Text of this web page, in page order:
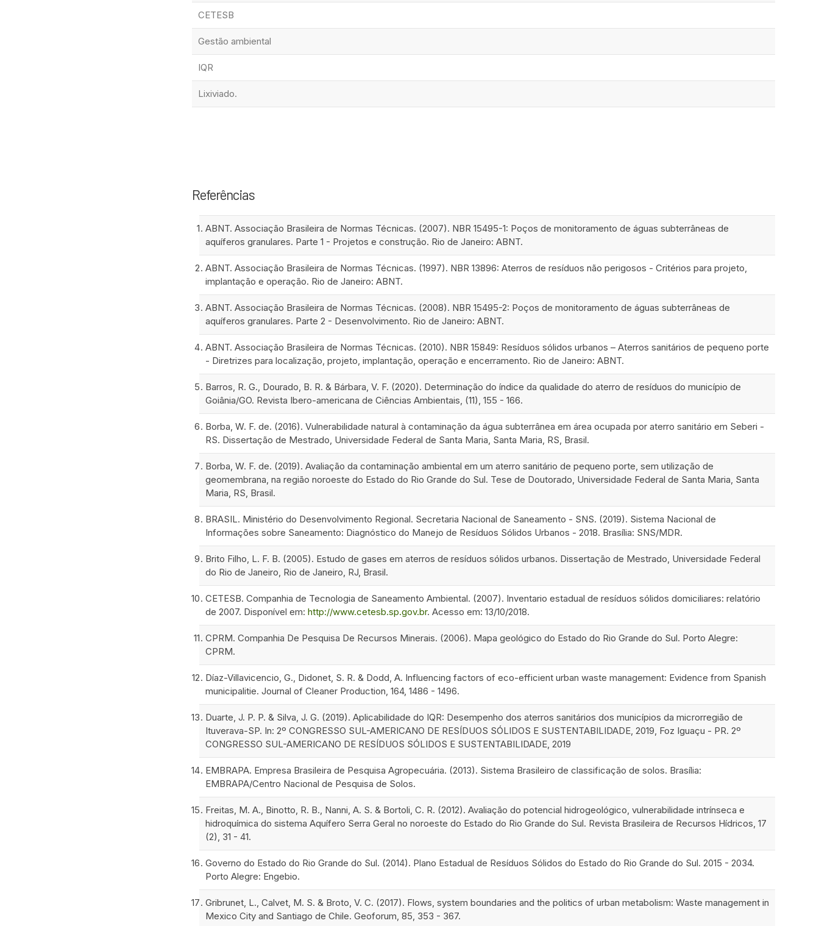
CETESB
Gestão ambiental
IQR
Lixiviado.
Referências
ABNT. Associação Brasileira de Normas Técnicas. (2007). NBR 15495-1: Poços de monitoramento de águas subterrâneas de
aquíferos granulares. Parte 1 - Projetos e construção. Rio de Janeiro: ABNT.
ABNT. Associação Brasileira de Normas Técnicas. (1997). NBR 13896: Aterros de resíduos não perigosos - Critérios para projeto,
implantação e operação. Rio de Janeiro: ABNT.
ABNT. Associação Brasileira de Normas Técnicas. (2008). NBR 15495-2: Poços de monitoramento de águas subterrâneas de
aquíferos granulares. Parte 2 - Desenvolvimento. Rio de Janeiro: ABNT.
ABNT. Associação Brasileira de Normas Técnicas. (2010). NBR 15849: Resíduos sólidos urbanos – Aterros sanitários de pequeno porte
- Diretrizes para localização, projeto, implantação, operação e encerramento. Rio de Janeiro: ABNT.
Barros, R. G., Dourado, B. R. & Bárbara, V. F. (2020). Determinação do índice da qualidade do aterro de resíduos do município de
Goiânia/GO. Revista Ibero-americana de Ciências Ambientais, (11), 155 - 166.
Borba, W. F. de. (2016). Vulnerabilidade natural à contaminação da água subterrânea em área ocupada por aterro sanitário em Seberi -
RS. Dissertação de Mestrado, Universidade Federal de Santa Maria, Santa Maria, RS, Brasil.
Borba, W. F. de. (2019). Avaliação da contaminação ambiental em um aterro sanitário de pequeno porte, sem utilização de
geomembrana, na região noroeste do Estado do Rio Grande do Sul. Tese de Doutorado, Universidade Federal de Santa Maria, Santa
Maria, RS, Brasil.
BRASIL. Ministério do Desenvolvimento Regional. Secretaria Nacional de Saneamento - SNS. (2019). Sistema Nacional de
Informações sobre Saneamento: Diagnóstico do Manejo de Resíduos Sólidos Urbanos - 2018. Brasília: SNS/MDR.
Brito Filho, L. F. B. (2005). Estudo de gases em aterros de resíduos sólidos urbanos. Dissertação de Mestrado, Universidade Federal
do Rio de Janeiro, Rio de Janeiro, RJ, Brasil.
CETESB. Companhia de Tecnologia de Saneamento Ambiental. (2007). Inventario estadual de resíduos sólidos domiciliares: relatório
de 2007. Disponível em: http://www.cetesb.sp.gov.br. Acesso em: 13/10/2018.
CPRM. Companhia De Pesquisa De Recursos Minerais. (2006). Mapa geológico do Estado do Rio Grande do Sul. Porto Alegre:
CPRM.
Díaz-Villavicencio, G., Didonet, S. R. & Dodd, A. Influencing factors of eco-efficient urban waste management: Evidence from Spanish
municipalitie. Journal of Cleaner Production, 164, 1486 - 1496.
Duarte, J. P. P. & Silva, J. G. (2019). Aplicabilidade do IQR: Desempenho dos aterros sanitários dos municípios da microrregião de
Ituverava-SP. In: 2º CONGRESSO SUL-AMERICANO DE RESÍDUOS SÓLIDOS E SUSTENTABILIDADE, 2019, Foz Iguaçu - PR. 2º
CONGRESSO SUL-AMERICANO DE RESÍDUOS SÓLIDOS E SUSTENTABILIDADE, 2019
EMBRAPA. Empresa Brasileira de Pesquisa Agropecuária. (2013). Sistema Brasileiro de classificação de solos. Brasília:
EMBRAPA/Centro Nacional de Pesquisa de Solos.
Freitas, M. A., Binotto, R. B., Nanni, A. S. & Bortoli, C. R. (2012). Avaliação do potencial hidrogeológico, vulnerabilidade intrínseca e
hidroquímica do sistema Aquífero Serra Geral no noroeste do Estado do Rio Grande do Sul. Revista Brasileira de Recursos Hídricos, 17
(2), 31 - 41.
Governo do Estado do Rio Grande do Sul. (2014). Plano Estadual de Resíduos Sólidos do Estado do Rio Grande do Sul. 2015 - 2034.
Porto Alegre: Engebio.
Gribrunet, L., Calvet, M. S. & Broto, V. C. (2017). Flows, system boundaries and the politics of urban metabolism: Waste management in
Mexico City and Santiago de Chile. Geoforum, 85, 353 - 367.